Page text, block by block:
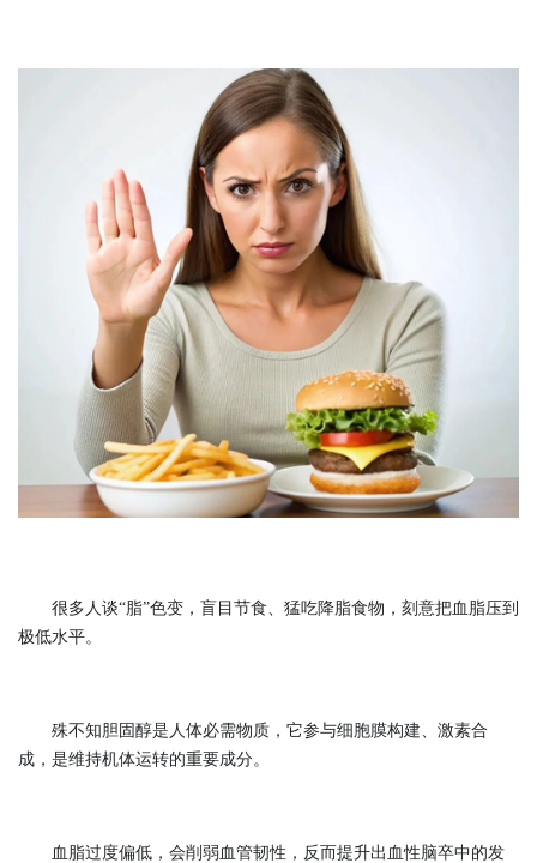
很多人谈“脂”色变，盲目节食、猛吃降脂食物，刻意把血脂压到
极低水平。
殊不知胆固醇是人体必需物质，它参与细胞膜构建、激素合
成，是维持机体运转的重要成分。
血脂过度偏低，会削弱血管韧性，反而提升出血性脑卒中的发